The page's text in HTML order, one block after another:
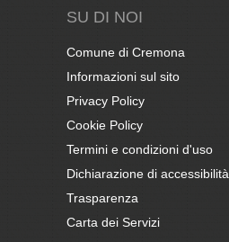
SU DI NOI
Comune di Cremona
Informazioni sul sito
Privacy Policy
Cookie Policy
Termini e condizioni d'uso
Dichiarazione di accessibilità
Trasparenza
Carta dei Servizi